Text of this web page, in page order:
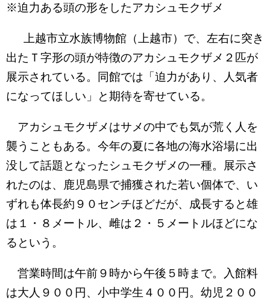
※迫力ある頭の形をしたアカシュモクザメ
上越市立水族博物館（上越市）で、左右に突き
出たＴ字形の頭が特徴のアカシュモクザメ２匹が
展示されている。同館では「迫力があり、人気者
になってほしい」と期待を寄せている。
アカシュモクザメはサメの中でも気が荒く人を
襲うこともある。今年の夏に各地の海水浴場に出
没して話題となったシュモクザメの一種。展示さ
れたのは、鹿児島県で捕獲された若い個体で、い
ずれも体長約９０センチほどだが、成長すると雄
は１・８メートル、雌は２・５メートルほどにな
るという。
営業時間は午前９時から午後５時まで。入館料
は大人９００円、小中学生４００円。幼児２００